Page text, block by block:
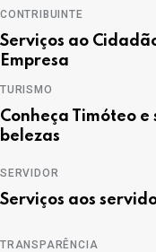
CONTRIBUINTE
Serviços ao
Empresa
TURISMO
Conheça Timóteo e
belezas
SERVIDOR
Serviços aos
TRANSPARÊNCIA